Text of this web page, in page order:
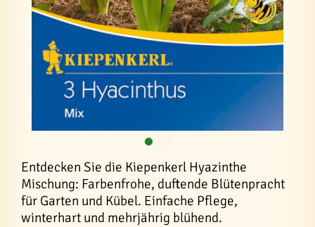
Entdecken Sie die Kiepenkerl Hyazinthe
Mischung: Farbenfrohe, duftende Blütenpracht
für Garten und Kübel. Einfache Pflege,
winterhart und mehrjährig blühend.